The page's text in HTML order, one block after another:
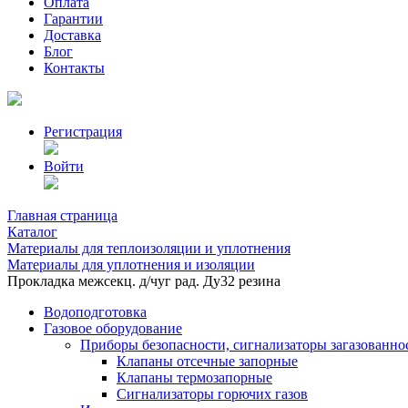
Гарантии
Доставка
Блог
Контакты
Регистрация
Войти
Главная страница
Каталог
Материалы для теплоизоляции и уплотнения
Материалы для уплотнения и изоляции
Прокладка межсекц. д/чуг рад. Ду32 резина
Водоподготовка
Газовое оборудование
Приборы безопасности, сигнализаторы
Клапаны отсечные запорные
Клапаны термозапорные
Сигнализаторы горючих газов